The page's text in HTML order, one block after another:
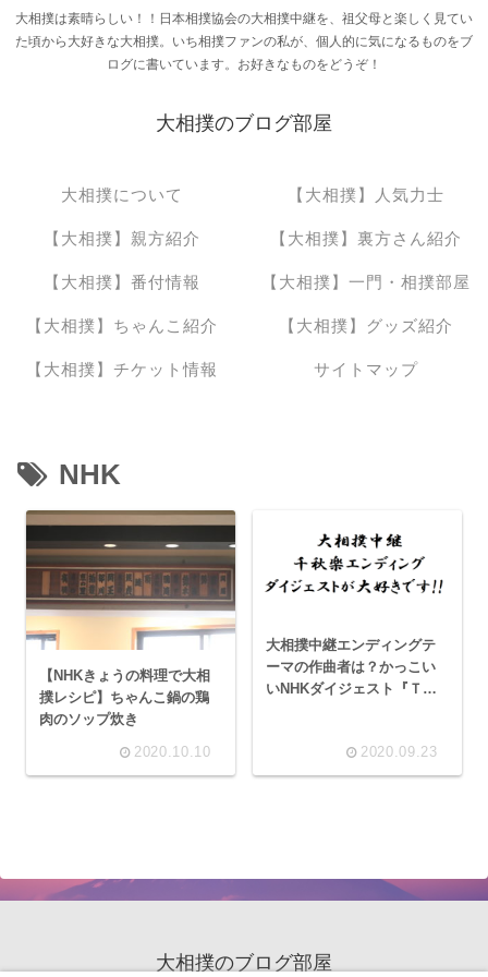
大相撲は素晴らしい！！日本相撲協会の大相撲中継を、祖父母と楽しく見てい
た頃から大好きな大相撲。いち相撲ファンの私が、個人的に気になるものをブ
ログに書いています。お好きなものをどうぞ！
大相撲のブログ部屋
大相撲について 【大相撲】人気力士
【大相撲】親方紹介 【大相撲】裏方さん紹介
【大相撲】番付情報 【大相撲】一門・相撲部屋
【大相撲】ちゃんこ紹介 【大相撲】グッズ紹介
【大相撲】チケット情報 サイトマップ
NHK
【NHKきょうの料理で大相
撲レシピ】ちゃんこ鍋の鶏
肉のソップ炊き
2020.10.10
大相撲中継エンディングテ
ーマの作曲者は？かっこい
いNHKダイジェスト『ＴＨ
2020.09.23
大相撲のブログ部屋